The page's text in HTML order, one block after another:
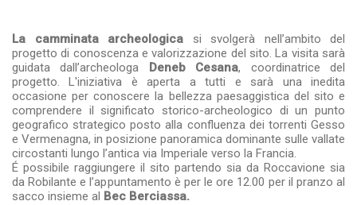
La camminata archeologica si svolgerà nell’ambito del
progetto di conoscenza e valorizzazione del sito. La visita sarà
guidata dall’archeologa
Deneb Cesana, coordinatrice del
progetto. L'iniziativa è aperta a tutti e sarà una inedita
occasione per conoscere la bellezza paesaggistica del sito e
comprendere il significato storico-archeologico di un punto
geografico strategico posto alla confluenza dei torrenti Gesso
e Vermenagna, in posizione panoramica dominante sulle vallate
circostanti lungo l’antica via Imperiale verso la Francia.
É possibile raggiungere il sito partendo sia da Roccavione sia
da Robilante e l’appuntamento è per le ore 12.00 per il pranzo al
sacco insieme al Bec Berciassa.